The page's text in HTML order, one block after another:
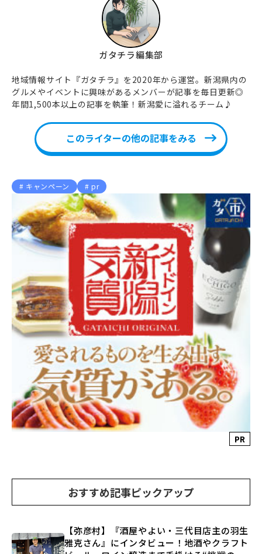
ガタチラ編集部
地域情報サイト『ガタチラ』を2020年から運営。新潟県内の
グルメやイベントに興味があるメンバーが記事を毎日更新◎
年間1,500本以上の記事を執筆！新潟愛に溢れるチーム♪
このライターの他の記事をみる
キャンペーン pr
PR
おすすめ記事ピックアップ
【弥彦村】『酒屋やよい・三代目店主の羽生
雅克さん』にインタビュー！地酒やクラフト